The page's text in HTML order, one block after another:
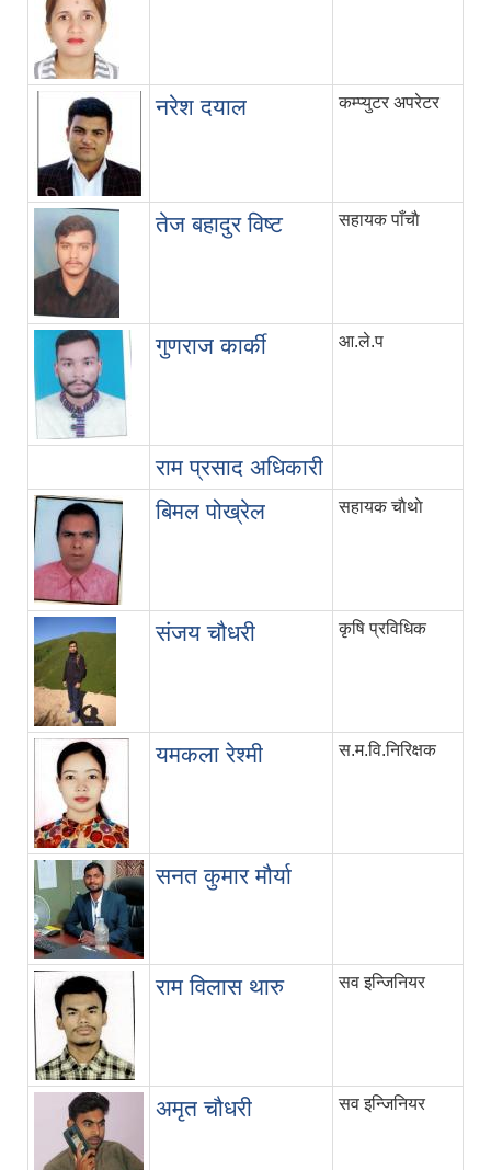
नरेश दयाल कम्प्युटर अपरेटर
तेज बहादुर विष्ट सहायक पाँचाै
गुणराज कार्की आ.ले.प
राम प्रसाद अधिकारी
बिमल पोख्रेल
सहायक चाैथाे
संजय चौधरी कृषि प्रविधिक
यमकला रेश्मी स.म.वि.निरिक्षक
सनत कुमार मौर्या
राम विलास थारु सव इन्जिनियर
अमृत चौधरी सव इन्जिनियर